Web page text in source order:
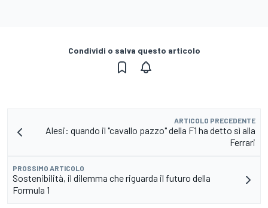
Condividi o salva questo articolo
ARTICOLO PRECEDENTE
Alesi: quando il "cavallo pazzo" della F1 ha detto sì alla
Ferrari
PROSSIMO ARTICOLO
Sostenibilità, il dilemma che riguarda il futuro della
Formula 1